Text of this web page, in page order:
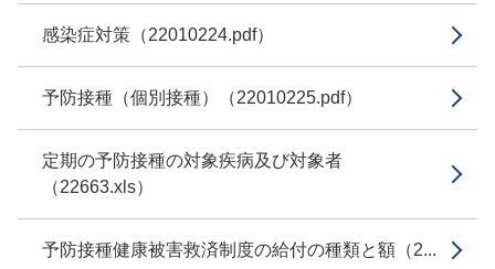
感染症対策（22010224.pdf）
予防接種（個別接種）（22010225.pdf）
定期の予防接種の対象疾病及び対象者
（22663.xls）
予防接種健康被害救済制度の給付の種類と額（2...